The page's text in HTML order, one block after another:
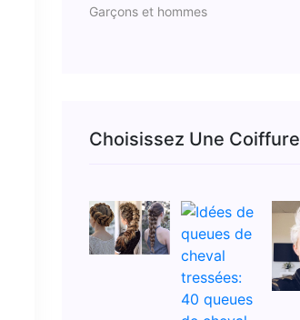
Garçons et hommes
Choisissez Une Coiffure